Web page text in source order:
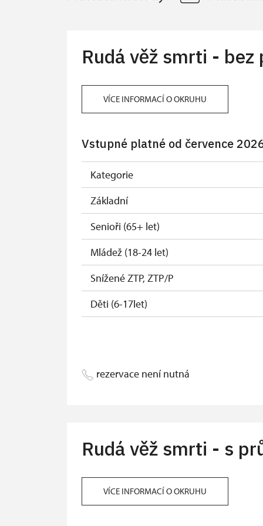
Rudá věž smrti - bez
VÍCE INFORMACÍ O OKRUHU
Vstupné platné od července
Kategorie
Základní
Senioři (65+ let)
Mládež (18-24 let)
Snížené ZTP, ZTP/P
Děti (6-17let)
rezervace není nutná
Rudá věž smrti - s
VÍCE INFORMACÍ O OKRUHU